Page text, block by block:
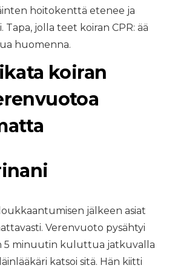
hoitokenttä etenee ja
Tapa, jolla teet koiran CPR: ää
huomenna.
koiran
jälkeen asiat
Verenvuoto pysähtyi
5 minuutin kuluttua jatkuvalla
katsoi sitä. Hän kiitti